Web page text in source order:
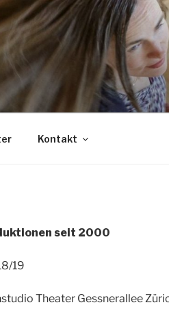
Kontakt
seit 2000
19
Theater Gessnerallee